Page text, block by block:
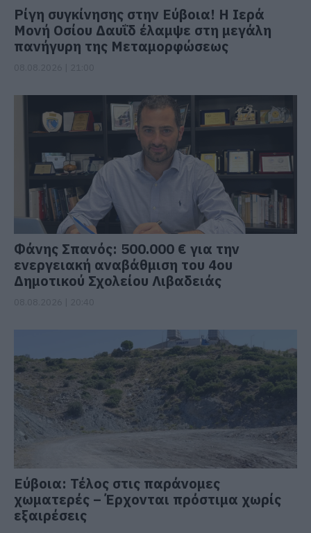
Ρίγη συγκίνησης στην Εύβοια! Η Ιερά
Μονή Οσίου Δαυΐδ έλαμψε στη μεγάλη
πανήγυρη της Μεταμορφώσεως
Φάνης Σπανός: 500.000 € για την
ενεργειακή αναβάθμιση του 4ου
Δημοτικού Σχολείου Λιβαδειάς
Εύβοια: Τέλος στις παράνομες
χωματερές – Έρχονται πρόστιμα χωρίς
εξαιρέσεις